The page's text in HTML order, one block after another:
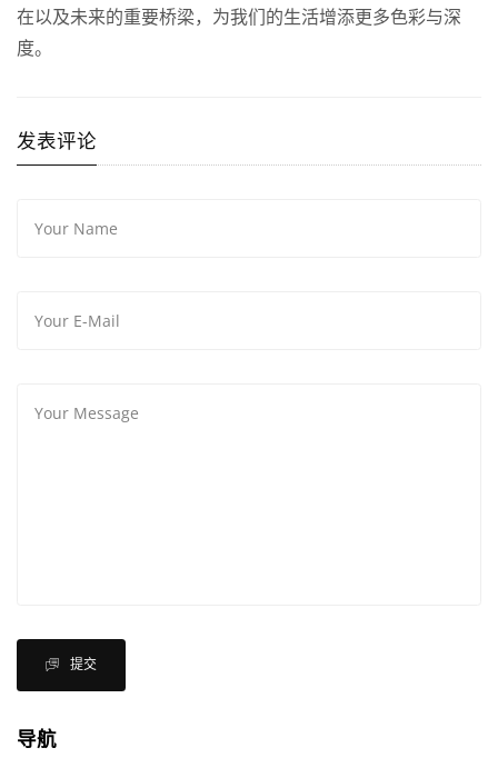
在以及未来的重要桥梁，为我们的生活增添更多色彩与深
度。
发表评论
提交
导航